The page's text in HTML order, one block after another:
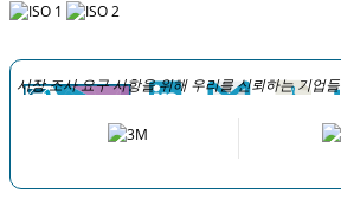
시장 조사 요구 사항을 위해 우리를 신뢰하는 기업들